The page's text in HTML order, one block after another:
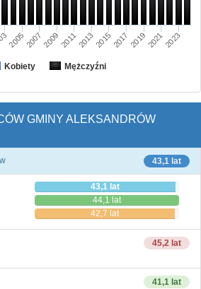
Kobiety Mężczyźni
2005200720092011201320152017 201920212023
GMINY ALEKSANDRÓW
43,1 lat
43,1 lat
44,1 lat
42,7 lat
45,2 lat
41,1 lat